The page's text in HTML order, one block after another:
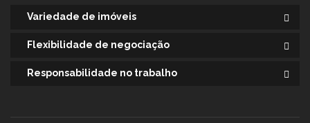
Variedade de imóveis
Flexibilidade de negociação
Responsabilidade no trabalho